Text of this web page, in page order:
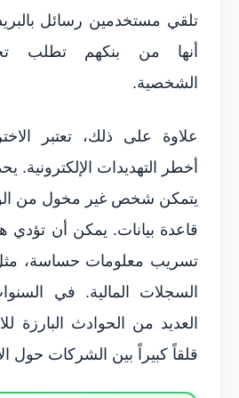
تلقي مستخدمين رسائل
أنها من بنكهم تطلب
الشخصية.
علاوة على ذلك، تعتبر
أخطر التهديدات الإلكترونية.
يتمكن شخص غير مخول من
قاعدة بيانات. يمكن أن تؤدي
تسريب معلومات حساسة، مثل
السجلات المالية. في
العديد من الحوادث البارزة
قلقاً كبيراً بين الشركات حول